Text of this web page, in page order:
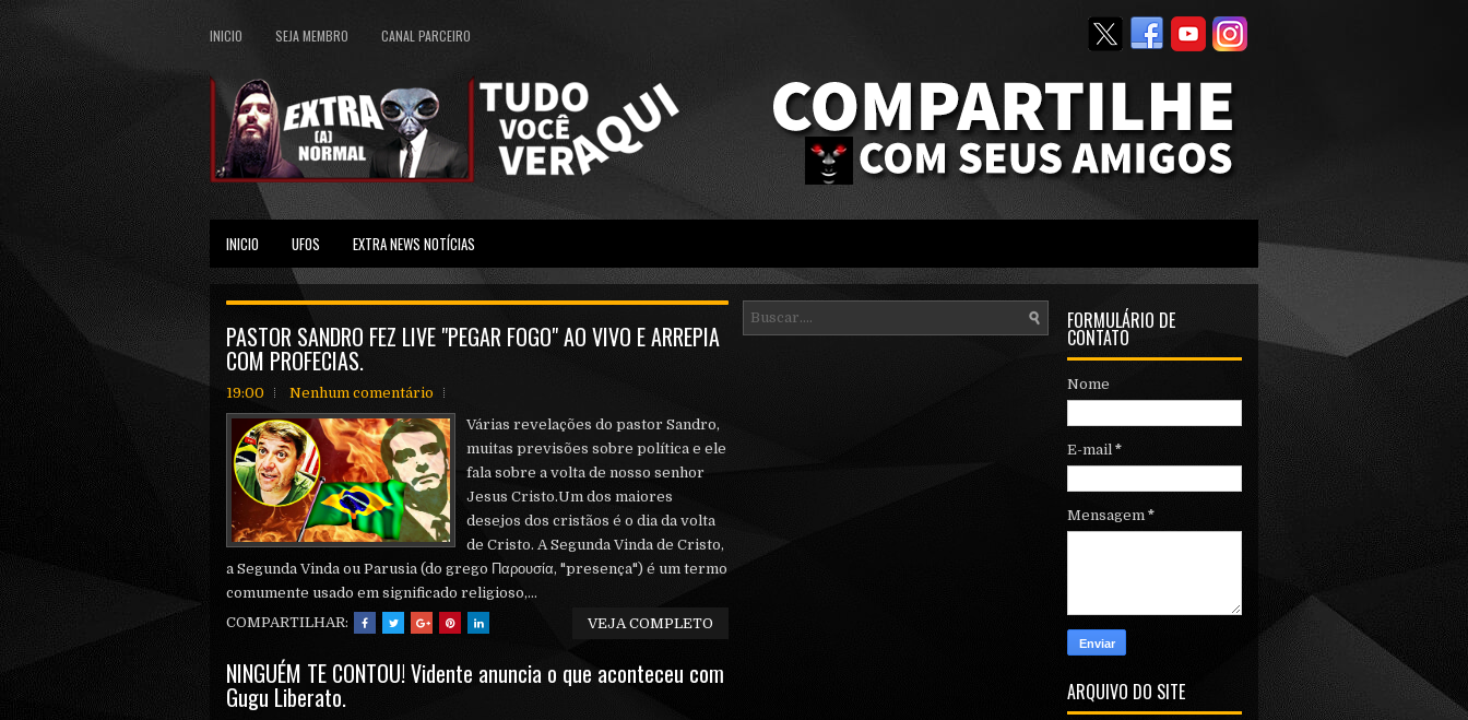
INICIO SEJA MEMBRO CANAL PARCEIRO
INICIO UFOS EXTRA NEWS NOTÍCIAS
PASTOR SANDRO FEZ LIVE "PEGAR FOGO" AO VIVO E ARREPIA
COM PROFECIAS.
19:00
Nenhum comentário
Várias revelações do pastor Sandro,
muitas previsões sobre política e ele
fala sobre a volta de nosso senhor
Jesus Cristo.Um dos maiores
desejos dos cristãos é o dia da volta
de Cristo. A Segunda Vinda de Cristo,
a Segunda Vinda ou Parusia (do grego Παρουσία, "presença") é um termo
comumente usado em significado religioso,...
COMPARTILHAR:
VEJA COMPLETO
NINGUÉM TE CONTOU! Vidente anuncia o que aconteceu com
Gugu Liberato.
FORMULÁRIO DE
CONTATO
Nome
E-mail *
Mensagem*
ARQUIVO DO SITE